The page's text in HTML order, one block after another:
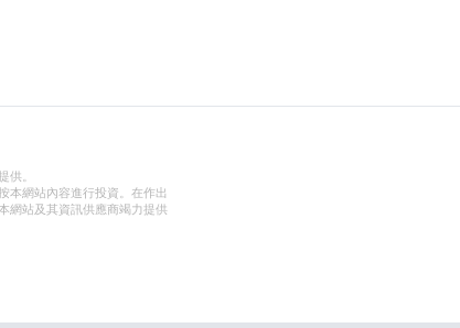
供。
本網站內容進行投資。在作出
網站及其資訊供應商竭力提供